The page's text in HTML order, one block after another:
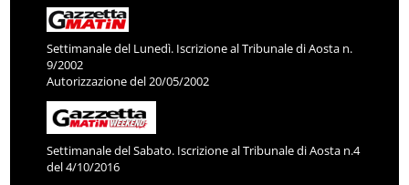
Settimanale del Lunedì. Iscrizione al Tribunale di Aosta n.
9/2002
Autorizzazione del 20/05/2002
Settimanale del Sabato. Iscrizione al Tribunale di Aosta n.4
del 4/10/2016